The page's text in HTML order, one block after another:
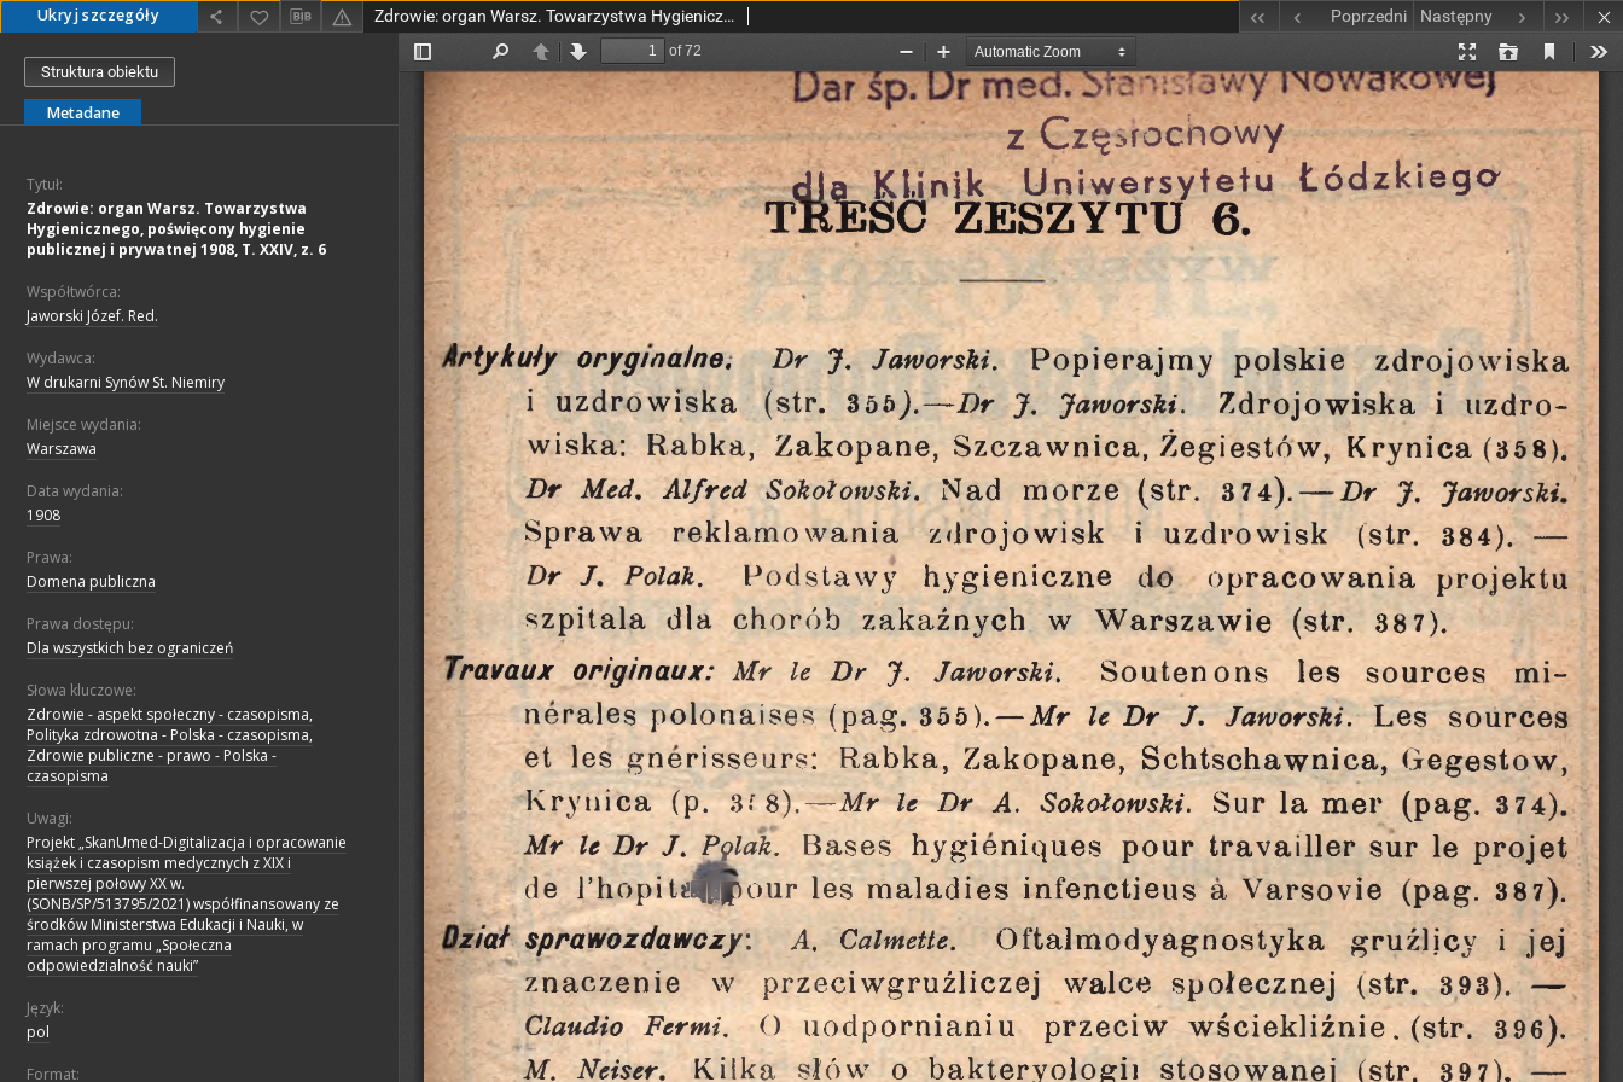
Ukryj szczegóły Zdrowie: organ Warsz. Towarzystwa Hygienicznego, poświęcony hygienie publicznej i prywatnej 1908, T. XXIV, z. 6 Poprzedni Następny
Struktura obiektu
Metadane
Tytuł:
Zdrowie: organ Warsz. Towarzystwa
Hygienicznego, poświęcony hygienie
publicznej i prywatnej 1908, T. XXIV, z. 6
Współtwórca:
Jaworski Józef. Red.
Wydawca:
W drukarni Synów St. Niemiry
Miejsce wydania:
Warszawa
Data wydania:
1908
Prawa:
Domena publiczna
Prawa dostępu:
Dla wszystkich bez ograniczeń
Słowa kluczowe:
Zdrowie - aspekt społeczny - czasopisma,
Polityka zdrowotna - Polska - czasopisma,
Zdrowie publiczne - prawo - Polska -
czasopisma
Uwagi:
Projekt „SkanUmed-Digitalizacja i opracowanie
książek i czasopism medycznych z XIX i
pierwszej połowy XX w.
(SONB/SP/513795/2021) współfinansowany ze
środków Ministerstwa Edukacji i Nauki, w
ramach programu „Społeczna
odpowiedzialność nauki”
Język:
pol
Format: